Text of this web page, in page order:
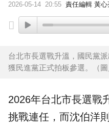
2026-05-14 20:55 責任編輯 黃心
台北市長選戰升溫，國民黨
獲民進黨正式拍板參選。（圖
2026年台北市長選戰
挑戰連任，而沈伯洋